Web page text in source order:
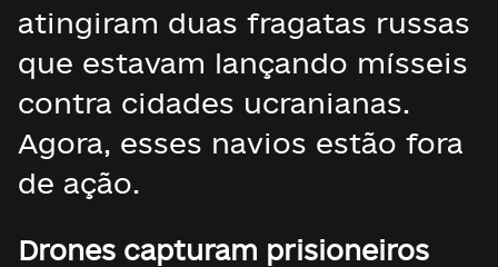
atingiram duas fragatas russas
que estavam lançando mísseis
contra cidades ucranianas.
Agora, esses navios estão fora
de ação.
Drones capturam prisioneiros